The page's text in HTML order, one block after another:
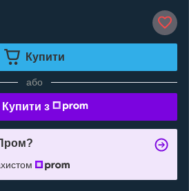
Купити
або
Купити з